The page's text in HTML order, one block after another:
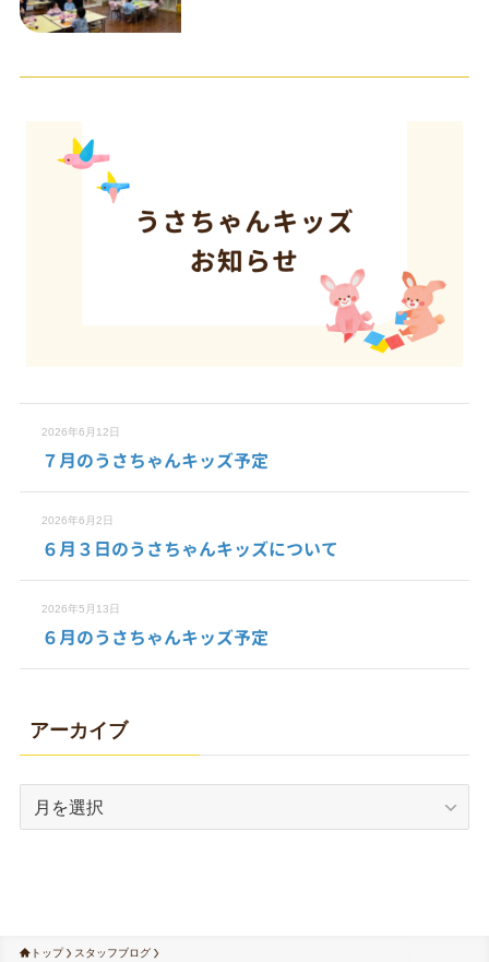
2026年6月12日
７月のうさちゃんキッズ予定
2026年6月2日
６月３日のうさちゃんキッズについて
2026年5月13日
６月のうさちゃんキッズ予定
アーカイブ
トップ スタッフブログ